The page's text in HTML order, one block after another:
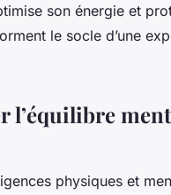
son énergie et
le socle d’une
l’équilibre
physiques et